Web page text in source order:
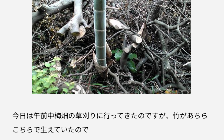
今日は午前中梅畑の草刈りに行ってきたのですが、竹があちら
こちらで生えていたので